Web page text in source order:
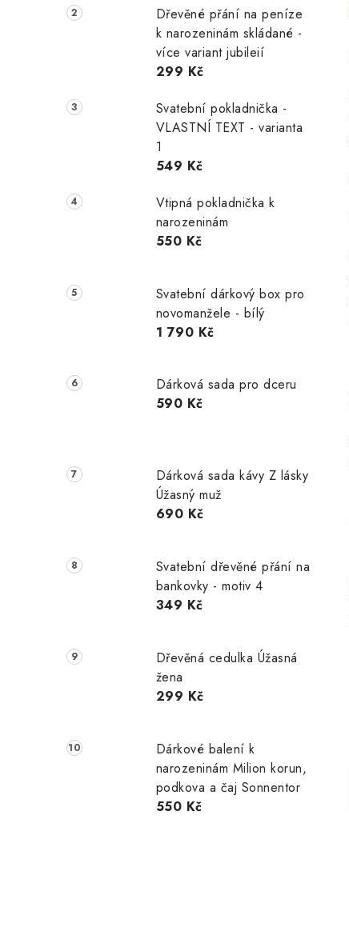
Dřevěné přání na peníze
k narozeninám skládané -
více variant jubileií
299 Kč
Svatební pokladnička -
VLASTNÍ TEXT - varianta
1
549 Kč
Vtipná pokladnička k
narozeninám
550 Kč
Svatební dárkový box pro
novomanžele - bílý
1 790 Kč
Dárková sada pro dceru
590 Kč
Dárková sada kávy Z lásky
Úžasný muž
690 Kč
Svatební dřevěné přání na
bankovky - motiv 4
349 Kč
Dřevěná cedulka Úžasná
žena
299 Kč
Dárkové balení k
narozeninám Milion korun,
podkova a čaj Sonnentor
550 Kč